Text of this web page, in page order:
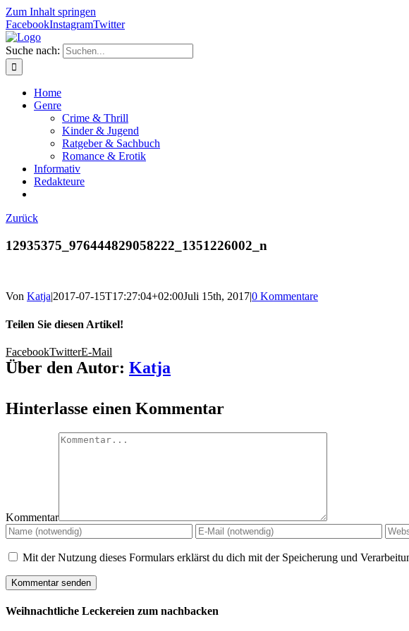
Zum Inhalt springen
FacebookInstagramTwitter
Suche nach:
Home
Genre
Crime & Thrill
Kinder & Jugend
Ratgeber & Sachbuch
Romance & Erotik
Informativ
Redakteure
Zurück
12935375_976444829058222_1351226002_n
Von Katja|2017-07-15T17:27:04+02:00Juli 15th, 2017|0 Kommentare
Teilen Sie diesen Artikel!
FacebookTwitterE-Mail
Über den Autor: Katja
Hinterlasse einen Kommentar
Kommentar
Mit der Nutzung dieses Formulars erklärst du dich mit der Speicherung und
Weihnachtliche Leckereien zum nachbacken